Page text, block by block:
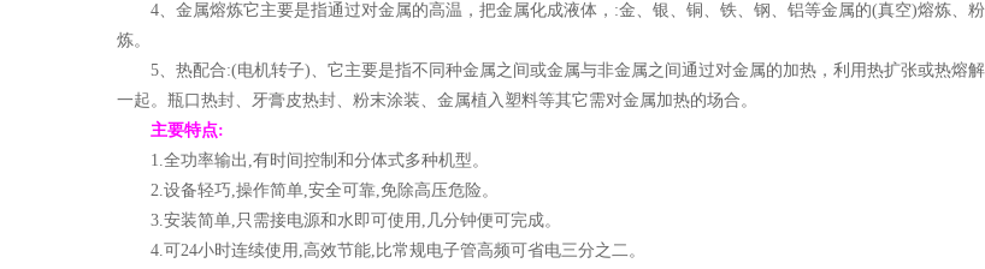
4、金属熔炼它主要是指通过对金属的高温，把金属化成液体，:金、银、铜、铁、钢、铝等金属的(真空)熔炼、
炼。
5、热配合:(电机转子)、它主要是指不同种金属之间或金属与非金属之间通过对金属的加热，利用热扩张或热熔
一起。瓶口热封、牙膏皮热封、粉末涂装、金属植入塑料等其它需对金属加热的场合。
主要特点:
1.全功率输出,有时间控制和分体式多种机型。
2.设备轻巧,操作简单,安全可靠,免除高压危险。
3.安装简单,只需接电源和水即可使用,几分钟便可完成。
4.可24小时连续使用,高效节能,比常规电子管高频可省电三分之二。